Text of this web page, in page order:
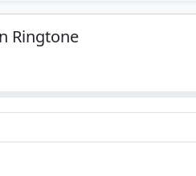
Ringtone